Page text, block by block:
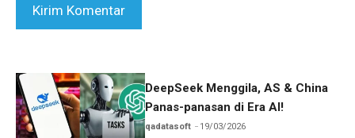
DeepSeek Menggila, AS & China
Panas-panasan di Era AI!
qadatasoft 19/03/2026